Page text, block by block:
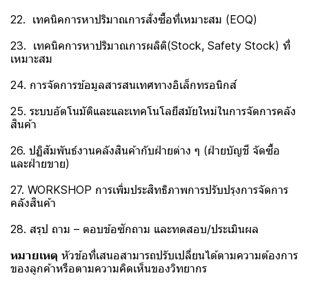
22. เทคนิคการหาปริมาณการสั่งซื้อที่เหมาะสม (EOQ)
23. เทคนิคการหาปริมาณการผลิติ(Stock, Safety Stock) ที่
เหมาะสม
24. การจัดการข้อมูลสารสนเทศทางอิเล็กทรอนิกส์
25. ระบบอัตโนมัติและและเทคโนโลยีสมัยใหม่ในการจัดการคลัง
สินค้า
26. ปฏิสัมพันธ์งานคลังสินค้ากับฝ่ายต่าง ๆ (ฝ่ายบัญชี จัดซื้อ
และฝ่ายขาย)
27. WORKSHOP การเพิ่มประสิทธิภาพการปรับปรุงการจัดการ
คลังสินค้า
28. สรุป ถาม – ตอบข้อซักถาม และทดสอบ/ประเมินผล
หมายเหตุ หัวข้อที่เสนอสามารถปรับเปลี่ยนได้ตามความต้องการ
ของลูกค้าหรือตามความคิดเห็นของวิทยากร